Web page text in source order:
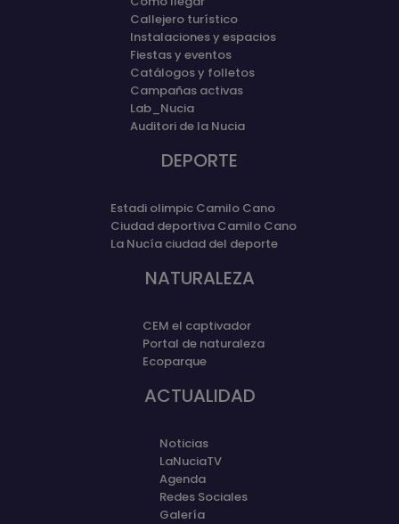
Callejero turístico
Instalaciones y espacios
Fiestas y eventos
Catálogos y folletos
Campañas activas
Lab_Nucia
Auditori de la Nucia
DEPORTE
Estadi olimpic Camilo Cano
Ciudad deportiva Camilo Cano
La Nucía ciudad del deporte
NATURALEZA
CEM el captivador
Portal de naturaleza
Ecoparque
ACTUALIDAD
Noticias
LaNuciaTV
Agenda
Redes Sociales
Galería